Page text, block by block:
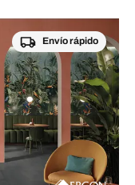
Envío rápido